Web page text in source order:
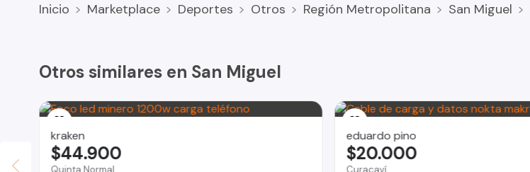
Inicio Marketplace Deportes Otros Región Metropolitana San Miguel
Otros similares en San Miguel
kraken
Quinta Normal
$44.900
eduardo pino
Curacaví
$20.000